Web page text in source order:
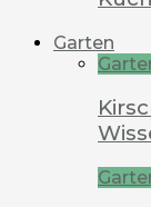
Garten